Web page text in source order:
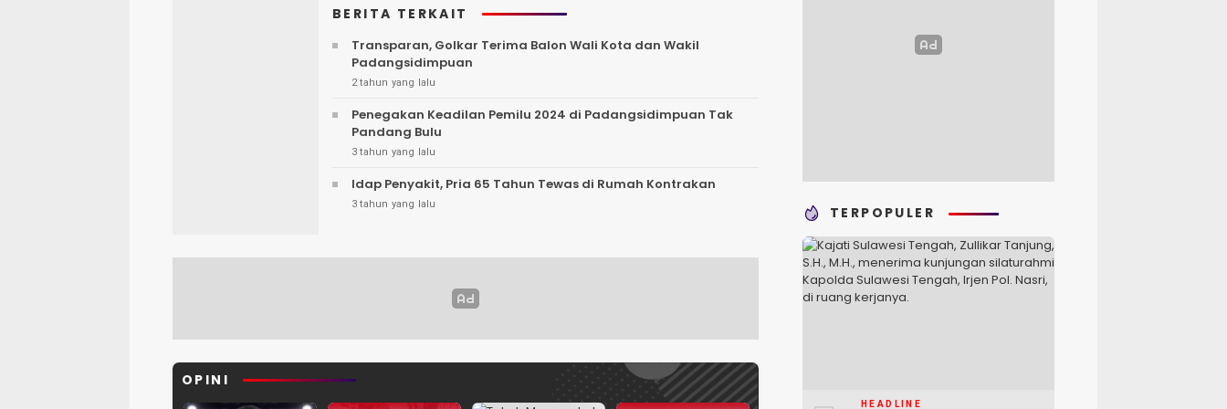
BERITA TERKAIT
Transparan, Golkar Terima Balon Wali Kota dan Wakil
Padangsidimpuan
2 tahun yang lalu
Penegakan Keadilan Pemilu 2024 di Padangsidimpuan Tak
Pandang Bulu
3 tahun yang lalu
Idap Penyakit, Pria 65 Tahun Tewas di Rumah Kontrakan
3 tahun yang lalu
OPINI
TERPOPULER
HEADLINE